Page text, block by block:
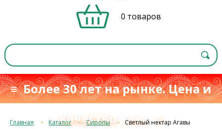
0 товаров
≡ Более 30 лет на рынке. Цена и
качество
с 1993 г. ≡
Главная Каталог Сиропы Светлый нектар Агавы